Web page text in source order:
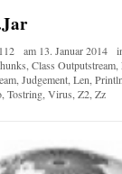
am 13. Januar 2014
Class Outputstream,
, Judgement, Len Println
, Tostring, Virus Z2, Zz